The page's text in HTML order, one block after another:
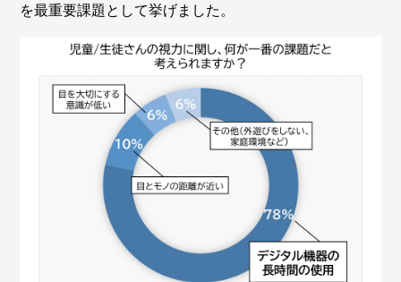
を最重要課題として挙げました。